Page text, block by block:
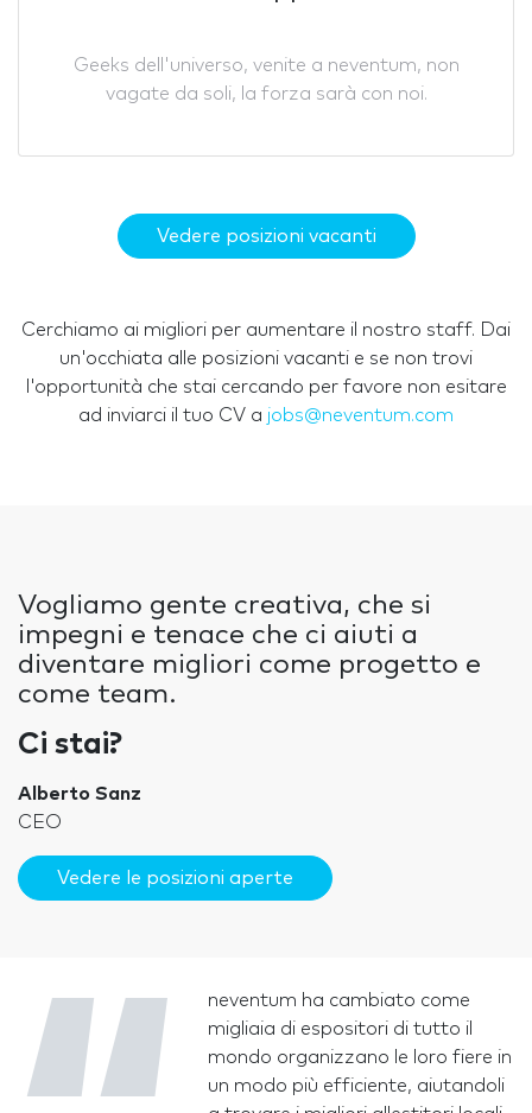
Geeks dell'universo, venite a neventum, non
vagate da soli, la forza sarà con noi.
Vedere posizioni vacanti
Cerchiamo ai migliori per aumentare il nostro staff. Dai
un'occhiata alle posizioni vacanti e se non trovi
l'opportunità che stai cercando per favore non esitare
ad inviarci il tuo CV a jobs@neventum.com
Vogliamo gente creativa, che si
impegni e tenace che ci aiuti a
diventare migliori come progetto e
come team.
Ci stai?
Alberto Sanz
CEO
Vedere le posizioni aperte
neventum ha cambiato come
migliaia di espositori di tutto il
mondo organizzano le loro fiere in
un modo più efficiente, aiutandoli